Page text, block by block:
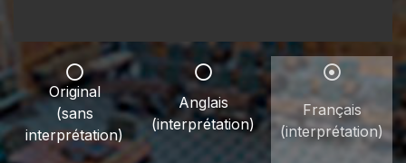
Original
(sans
interprétation)
Anglais
(interprétation)
Français
(interprétation)